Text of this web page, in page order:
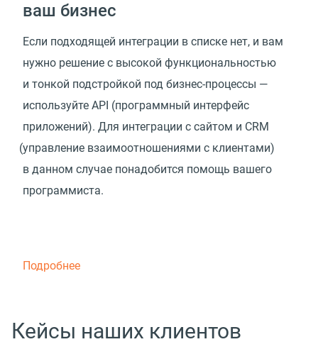
ваш бизнес
Если подходящей интеграции в списке нет, и вам
нужно решение с высокой функциональностью
и тонкой подстройкой под бизнес-процессы —
используйте API (программный интерфейс
приложений). Для интеграции с сайтом и CRM
(управление взаимоотношениями с клиентами)
в данном случае понадобится помощь вашего
программиста.
Подробнее
Кейсы наших клиентов